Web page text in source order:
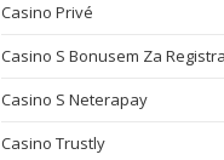
Casino Privé
Casino S Bonusem Za
Casino S Neterapay
Casino Trustly